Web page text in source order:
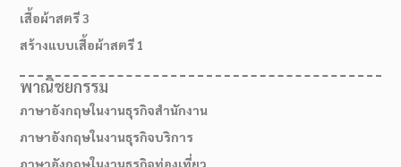
เสื้อผ้าสตรี 3
สร้างแบบเสื้อผ้าสตรี 1
พาณิชยกรรม
ภาษาอังกฤษในงานธุรกิจสำนักงาน
ภาษาอังกฤษในงานธุรกิจบริการ
ภาษาอังกฤษในงานธุรกิจท่องเที่ยว